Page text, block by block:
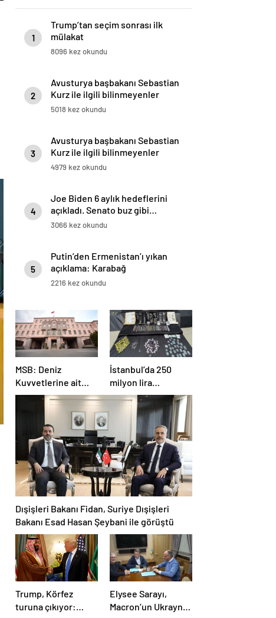
1
Trump’tan seçim sonrası ilk
mülakat
8096 kez okundu
2
Avusturya başbakanı Sebastian
Kurz ile ilgili bilinmeyenler
5018 kez okundu
3
Avusturya başbakanı Sebastian
Kurz ile ilgili bilinmeyenler
4979 kez okundu
4
Joe Biden 6 aylık hedeflerini
açıkladı. Senato buz gibi…
3066 kez okundu
5
Putin’den Ermenistan’ı yıkan
açıklama: Karabağ
Azerbaycan’ın ayrılmaz bir
2216 kez okundu
MSB: Deniz
Kuvvetlerine ait
helikopter Antalya
açıklarında acil iniş
İstanbul’da 250
milyon lira
değerinde değerli
taş ele geçirildi
Dışişleri Bakanı Fidan, Suriye Dışişleri
Bakanı Esad Hasan Şeybani ile görüştü
Trump, Körfez
turuna çıkıyor:
Elysee Sarayı,
Macron’un Ukrayna